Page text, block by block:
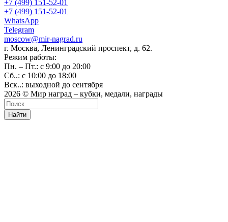
+7 (499) 151-52-01
+7 (499) 151-52-01
WhatsApp
Telegram
moscow@mir-nagrad.ru
г. Москва, Ленинградский проспект, д. 62.
Режим работы:
Пн. – Пт.: с 9:00 до 20:00
Сб..: с 10:00 до 18:00
Вск..: выходной до сентября
2026 © Мир наград – кубки, медали, награды
Найти